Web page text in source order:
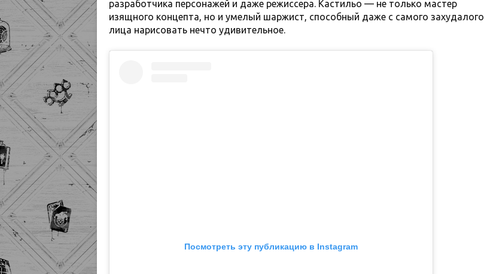
разработчика персонажей и даже режиссера. Кастильо — не только мастер
изящного концепта, но и умелый шаржист, способный даже с самого захудалого
лица нарисовать нечто удивительное.
Посмотреть эту публикацию в Instagram